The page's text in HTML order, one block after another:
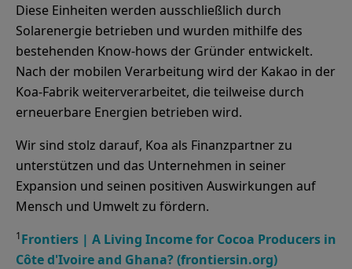
Diese Einheiten werden ausschließlich durch
Solarenergie betrieben und wurden mithilfe des
bestehenden Know-hows der Gründer entwickelt.
Nach der mobilen Verarbeitung wird der Kakao in der
Koa-Fabrik weiterverarbeitet, die teilweise durch
erneuerbare Energien betrieben wird.
Wir sind stolz darauf, Koa als Finanzpartner zu
unterstützen und das Unternehmen in seiner
Expansion und seinen positiven Auswirkungen auf
1Frontiers | A Living Income for Cocoa Producers in
Côte d'Ivoire and Ghana? (frontiersin.org)